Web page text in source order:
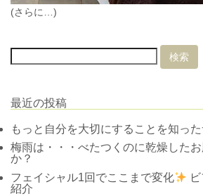
(さらに…)
最近の投稿
もっと自分を大切にすることを知っ
梅雨は・・・べたつくのに乾燥した
か？
フェイシャル1回でここまで変化
紹介